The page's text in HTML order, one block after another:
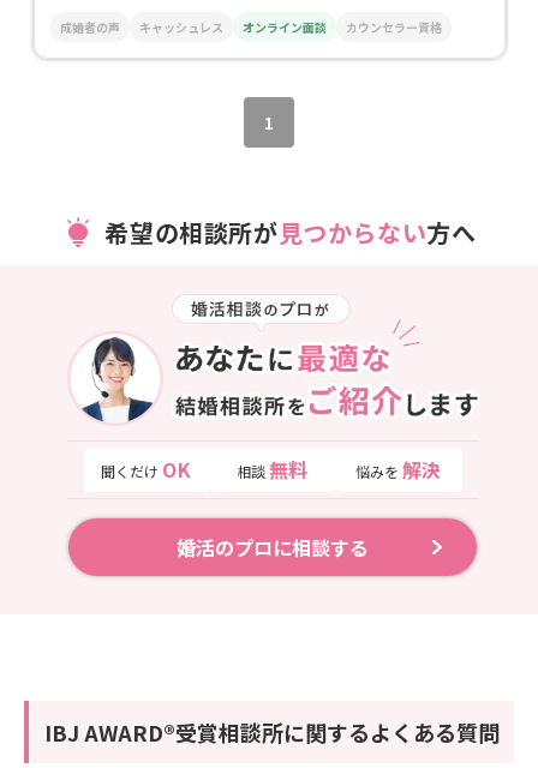
成婚者の声 キャッシュレス オンライン面談 カウンセラー資格
1
希望の相談所が見つからない方へ
聞くだけ OK 相談 無料 悩みを 解決
婚活のプロに相談する
IBJ AWARD®受賞相談所に関するよくある質問